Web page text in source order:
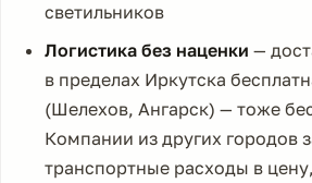
светильников
Логистика без наценки —
в пределах Иркутска
(Шелехов, Ангарск) — тоже
Компании из других городов
транспортные расходы в